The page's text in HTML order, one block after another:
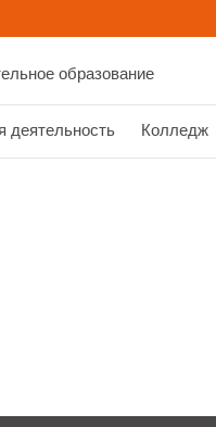
образование
деятельность Колледж